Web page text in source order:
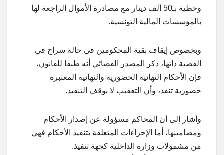
وخطية بـ50 ألف دينار مع مصادرة الأموال الراجعة لها
بالمؤسسات المالية التونسية.
وبخصوص إيقاف بقية المحكومين في حالة سراح في
القضية ذاتها، ذكر المصدر القضائي أنه طبقا للقانون،
فإن الأحكام النهائية الحضورية والنهائية المعتبرة
حضورية تنفذ، وأن التعقيب لا يوقف التنفيذ.
وأشار إلى أن المحاكم مسؤولة عن إصدار الأحكام
ومضامينها، أما الإجراءات المتعلقة بتنفيذ الأحكام فهي
من مشمولات وزارة الداخلية كجهة تنفيذ.